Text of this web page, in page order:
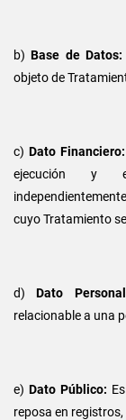
b)Base de Datos:
objeto de
c) Dato Financiero:
ejecución y
cuyo Tratamiento
d)Dato
relacionable a una
e)Dato Público:
reposa en